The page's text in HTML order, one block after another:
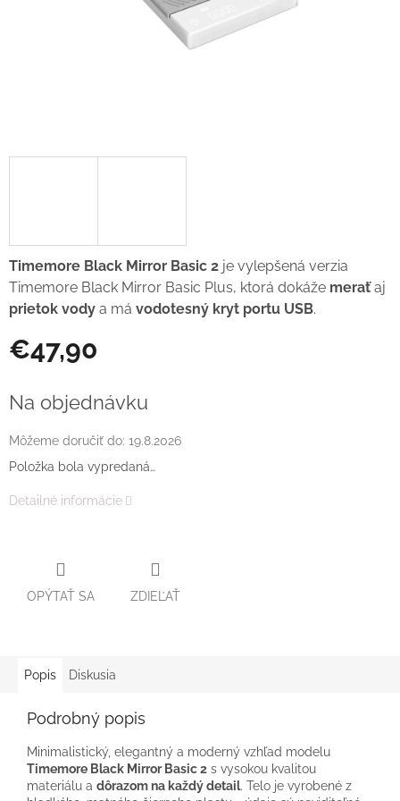
€47,90
cena:
Na objednávku
Môžeme doručiť do: 19.8.2026
Položka bola vypredaná…
Timemore Black Mirror Basic 2 je vylepšená verzia
Timemore Black Mirror Basic Plus, ktorá dokáže meraťaj
prietok vody a má vodotesný kryt portu USB.
Detailné informácie
OPÝTAŤ SA ZDIEĽAŤ
Popis Diskusia
Podrobný popis
Minimalistický, elegantný a moderný vzhľad modelu
Timemore Black Mirror Basic 2 s vysokou kvalitou
materiálu a dôrazom na každý detail. Telo je vyrobené z